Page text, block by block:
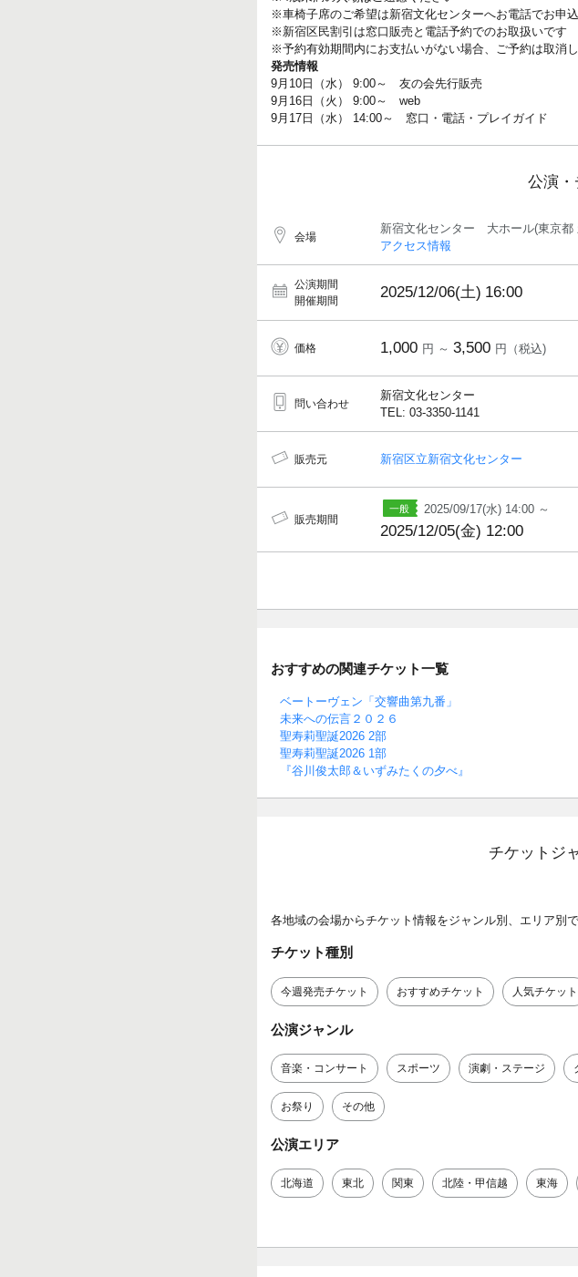
※車椅子席のご希望は新宿文化センターへお電話でお申
※新宿区民割引は窓口販売と電話予約でのお取扱いです
※予約有効期間内にお支払いがない場合、ご予約は取消
発売情報
9月10日（水） 9:00～ 友の会先行販売
9月16日（火） 9:00～ web
9月17日（水） 14:00～ 窓口・電話・プレイガイド
公演・
会場
新宿文化センター 大ホール(東京都
アクセス情報
公演期間
開催期間
2025/12/06(土) 16:00
価格 1,000 円 ～ 3,500 円（税込)
問い合わせ
新宿文化センター
TEL: 03-3350-1141
販売元 新宿区立新宿文化センター
販売期間
2025/09/17(水) 14:00 ～
2025/12/05(金) 12:00
おすすめの関連チケット一覧
ベートーヴェン「交響曲第九番」
未来への伝言２０２６
聖寿莉聖誕2026 2部
聖寿莉聖誕2026 1部
『谷川俊太郎＆いずみたくの夕べ』
チケットジ
各地域の会場からチケット情報をジャンル別、エリア別
チケット種別
今週発売チケット おすすめチケット 人気チケット
公演ジャンル
音楽・コンサート スポーツ 演劇・ステージ
お祭り その他
公演エリア
北海道 東北 関東 北陸・甲信越 東海